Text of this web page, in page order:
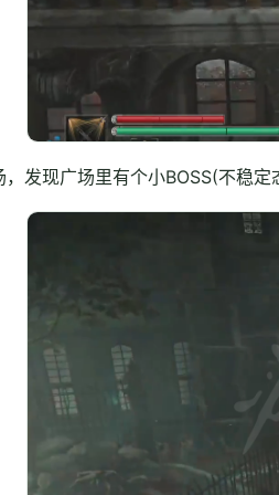
，发现广场里有个小BOSS(不稳定